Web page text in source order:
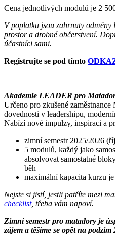
Cena jednotlivých modulů je 2
V poplatku jsou zahrnuty
prostor a drobné občerstvení.
účastníci sami.
Registrujte se pod tímto
Akademie LEADER pro
Určeno pro zkušené
dovednosti v leadershipu,
Nabízí nové impulzy, inspiraci a
zimní semestr 2025/2026
5 modulů, každý jako
absolvovat samostatné
běh
maximální kapacita kurzu
Nejste si jistí, jestli patříte mezi
checklist, třeba vám napoví.
Zimní semestr pro matadory je
zájem a těšíme se opět na podzim